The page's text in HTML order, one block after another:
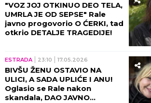
"VOZ JOJ OTKINUO DEO TELA,
UMRLA JE OD SEPSE" Rale
javno progovorio O ĆERKI, tad
otkrio DETALJE TRAGEDIJE!
ESTRADA 23:10 17.05.2026
BIVŠU ŽENU OSTAVIO NA
ULICI, A SADA UPLIĆE I ANU!
Oglasio se Rale nakon
skandala, DAO JAVNO